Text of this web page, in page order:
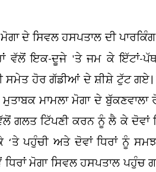
ਮੋਗਾ ਦੇ ਸਿਵਲ ਹਸਪਤਾਲ ਦੀ
ਵੱਲੋਂ ਇਕ-ਦੂਜੇ 'ਤੇ ਜਮ ਕੇ ਇੱਟਾਂ-
ਸਮੇਤ ਹੋਰ ਗੱਡੀਆਂ ਦੇ ਸ਼ੀਸ਼ੇ ਟੁੱਟ
ਮੁਤਾਬਕ ਮਾਮਲਾ ਮੋਗਾ ਦੇ
ਗਲਤ ਟਿੱਪਣੀ ਕਰਨ ਨੂੰ ਲੈ ਕੇ ਦੋਵਾਂ
ਪਹੁੰਚੀ ਅਤੇ ਦੋਵਾਂ ਧਿਰਾਂ ਨੂੰ
ਧਿਰਾਂ ਮੋਗਾ ਸਿਵਲ ਹਸਪਤਾਲ